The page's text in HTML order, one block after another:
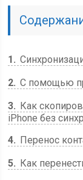
1
2 С помощью
3
Как
iPhone без
4
Перенос
5
Как